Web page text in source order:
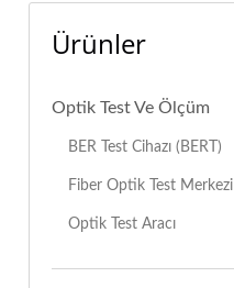
Ürünler
Optik Test Ve Ölçüm
BER Test Cihazı (BERT)
Fiber Optik Test Merkezi
Optik Test Aracı